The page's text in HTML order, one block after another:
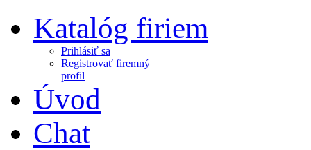
Katalóg firiem
Prihlásiť sa
Registrovať firemný
profil
Úvod
Chat